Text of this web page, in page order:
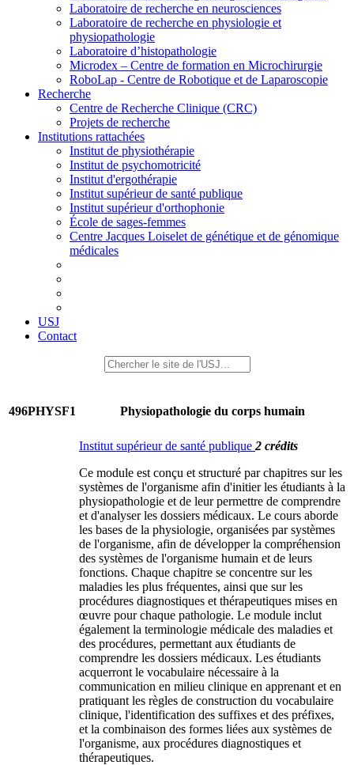
Laboratoire de recherche en neurosciences
Laboratoire de recherche en physiologie et
physiopathologie
Laboratoire d’histopathologie
Microdex – Centre de formation en Microchirurgie
RoboLap - Centre de Robotique et de Laparoscopie
Recherche
Centre de Recherche Clinique (CRC)
Projets de recherche
Institutions rattachées
Institut de physiothérapie
Institut de psychomotricité
Institut d'ergothérapie
Institut supérieur de santé publique
Institut supérieur d'orthophonie
École de sages-femmes
Centre Jacques Loiselet de génétique et de génomique
médicales
USJ
Contact
496PHYSF1 Physiopathologie du corps humain
Institut supérieur de santé publique 2 crédits
Ce module est conçu et structuré par chapitres sur les
systèmes de l'organisme afin d'initier les étudiants à la
physiopathologie et de leur permettre de comprendre
et d'analyser les dossiers médicaux. Le cours aborde
les bases de la physiologie, organisées par systèmes
de l'organisme, afin de développer la compréhension
des systèmes de l'organisme humain et de leurs
fonctions. Chaque chapitre se concentre sur les
maladies les plus fréquentes, ainsi que sur les
procédures diagnostiques et thérapeutiques mises en
œuvre pour chaque pathologie. Le module inclut
également la terminologie médicale des maladies et
des procédures, permettant aux étudiants de
comprendre les dossiers médicaux. Les étudiants
acquerront le vocabulaire nécessaire à la
communication en milieu clinique en apprenant et en
pratiquant les règles de construction du vocabulaire
clinique, l'identification des suffixes et des préfixes,
et la combinaison des formes liées aux systèmes de
l'organisme, aux procédures diagnostiques et
thérapeutiques.